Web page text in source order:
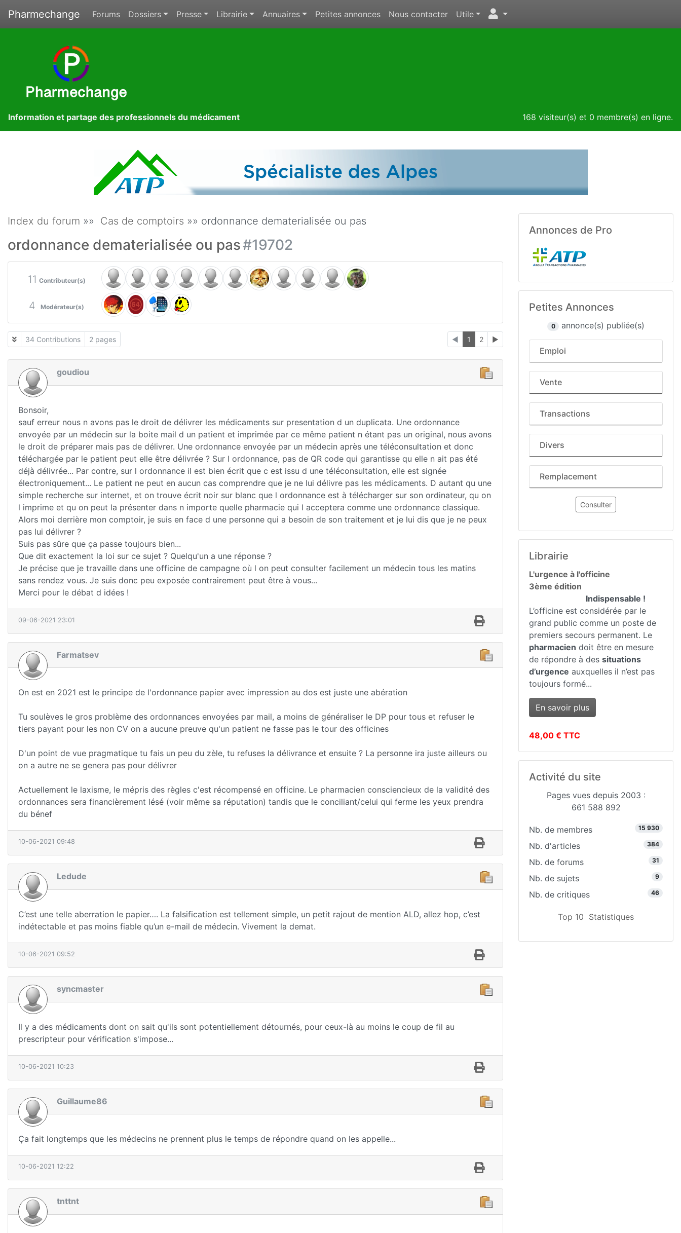
Pharmechange Forums Dossiers Presse Librairie Annuaires Petites annonces Nous contacter Utile
Information et partage des professionnels du médicament 168 visiteur(s) et 0 membre(s) en ligne.
Index du forum »» Cas de comptoirs »» ordonnance dematerialisée ou pas
ordonnance dematerialisée ou pas#19702
11 Contributeur(s)
4 Modérateur(s)
34 Contributions 2 pages ◄ 1 2 ►
goudiou
Bonsoir,
sauf erreur nous n avons pas le droit de délivrer les médicaments sur presentation d un duplicata. Une ordonnance
envoyée par un médecin sur la boite mail d un patient et imprimée par ce même patient n étant pas un original, nous avons
le droit de préparer mais pas de délivrer. Une ordonnance envoyée par un médecin après une téléconsultation et donc
téléchargée par le patient peut elle être délivrée ? Sur l ordonnance, pas de QR code qui garantisse qu elle n ait pas été
déjà délivrée... Par contre, sur l ordonnance il est bien écrit que c est issu d une téléconsultation, elle est signée
électroniquement... Le patient ne peut en aucun cas comprendre que je ne lui délivre pas les médicaments. D autant qu une
simple recherche sur internet, et on trouve écrit noir sur blanc que l ordonnance est à télécharger sur son ordinateur, qu on
l imprime et qu on peut la présenter dans n importe quelle pharmacie qui l acceptera comme une ordonnance classique.
Alors moi derrière mon comptoir, je suis en face d une personne qui a besoin de son traitement et je lui dis que je ne peux
pas lui délivrer ?
Suis pas sûre que ça passe toujours bien...
Que dit exactement la loi sur ce sujet ? Quelqu'un a une réponse ?
Je précise que je travaille dans une officine de campagne où l on peut consulter facilement un médecin tous les matins
sans rendez vous. Je suis donc peu exposée contrairement peut être à vous...
Merci pour le débat d idées !
09-06-2021 23:01
Farmatsev
On est en 2021 est le principe de l'ordonnance papier avec impression au dos est juste une abération
Tu soulèves le gros problème des ordonnances envoyées par mail, a moins de généraliser le DP pour tous et refuser le
tiers payant pour les non CV on a aucune preuve qu'un patient ne fasse pas le tour des officines
D'un point de vue pragmatique tu fais un peu du zèle, tu refuses la délivrance et ensuite ? La personne ira juste ailleurs ou
on a autre ne se genera pas pour délivrer
Actuellement le laxisme, le mépris des règles c'est récompensé en officine. Le pharmacien consciencieux de la validité des
ordonnances sera financièrement lésé (voir même sa réputation) tandis que le conciliant/celui qui ferme les yeux prendra
du bénef
10-06-2021 09:48
Ledude
C’est une telle aberration le papier…. La falsification est tellement simple, un petit rajout de mention ALD, allez hop, c’est
indétectable et pas moins fiable qu’un e-mail de médecin. Vivement la demat.
10-06-2021 09:52
syncmaster
Il y a des médicaments dont on sait qu'ils sont potentiellement détournés, pour ceux-là au moins le coup de fil au
prescripteur pour vérification s'impose...
10-06-2021 10:23
Guillaume86
Ça fait longtemps que les médecins ne prennent plus le temps de répondre quand on les appelle...
10-06-2021 12:22
tnttnt
Annonces de Pro
Petites Annonces
0 annonce(s) publiée(s)
Emploi
Vente
Transactions
Divers
Remplacement
Consulter
Librairie
L'urgence à l'officine
3ème édition
Indispensable !
L’officine est considérée par le
grand public comme un poste de
premiers secours permanent. Le
pharmacien doit être en mesure
de répondre à des situations
d’urgence auxquelles il n’est pas
toujours formé...
En savoir plus
48,00 € TTC
Activité du site
Pages vues depuis 2003 :
661 588 892
Nb. de membres 15 930
Nb. d'articles 384
Nb. de forums 31
Nb. de sujets 9
Nb. de critiques 46
Top 10 Statistiques